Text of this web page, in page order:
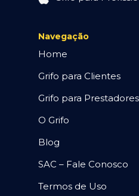
Navegação
Home
Grifo para Clientes
Grifo para Prestadores
O Grifo
Blog
SAC – Fale Conosco
Termos de Uso